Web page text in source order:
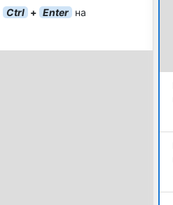
Ctrl + Enter на